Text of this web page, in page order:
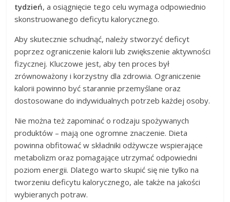
tydzień, a osiągnięcie tego celu wymaga odpowiednio
skonstruowanego deficytu kalorycznego.
Aby skutecznie schudnąć, należy stworzyć deficyt
poprzez ograniczenie kalorii lub zwiększenie aktywności
fizycznej. Kluczowe jest, aby ten proces był
zrównoważony i korzystny dla zdrowia. Ograniczenie
kalorii powinno być starannie przemyślane oraz
dostosowane do indywidualnych potrzeb każdej osoby.
Nie można też zapominać o rodzaju spożywanych
produktów – mają one ogromne znaczenie. Dieta
powinna obfitować w składniki odżywcze wspierające
metabolizm oraz pomagające utrzymać odpowiedni
poziom energii. Dlatego warto skupić się nie tylko na
tworzeniu deficytu kalorycznego, ale także na jakości
wybieranych potraw.